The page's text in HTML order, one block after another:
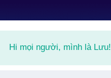
Hi mọi người, mình là Lưu!